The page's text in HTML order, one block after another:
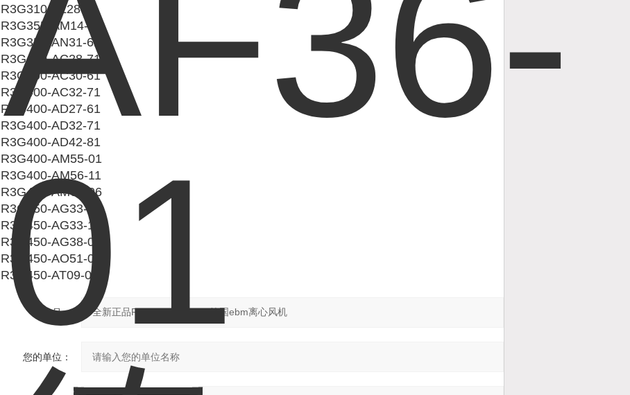
R3G310-AL28-61
R3G355-AM14-61
R3G355-AN31-61
R3G400-AC28-71
R3G400-AC30-61
R3G400-AC32-71
R3G400-AD27-61
R3G400-AD32-71
R3G400-AD42-81
R3G400-AM55-01
R3G400-AM56-11
R3G400-AM61-06
R3G450-AG33-01
R3G450-AG33-11
R3G450-AG38-06
R3G450-AO51-01
R3G450-AT09-03
产品：
您的单位：